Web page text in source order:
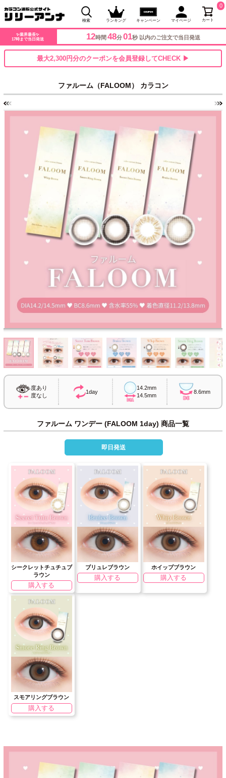
検索 ランキング キャンペーン マイページ カート
0
✨業界最長✨
17時まで当日発送
12時間 48分00秒 以内のご注文で当日発送
最大2,300円分のクーポンを会員登録してCHECK ▶
ファルーム（FALOOM） カラコン
度あり
度なし
1day
14.2mm
14.5mm
8.6mm
ファルーム ワンデー (FALOOM 1day) 商品一覧
即日発送
シークレットチュチュブ
ラウン
購入する
ブリュレブラウン
購入する
ホイップブラウン
購入する
スモアリングブラウン
購入する